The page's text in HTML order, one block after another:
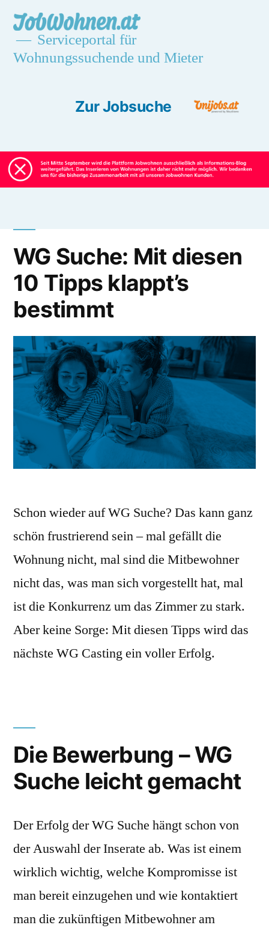
Skip
content
jobwohnen.at
Serviceportal für
Wohnungssuchende und Mieter
Zur Jobsuche Unijobs.at
WG Suche: Mit diesen
10 Tipps klappt’s
bestimmt
Schon wieder auf WG Suche? Das kann ganz
schön frustrierend sein – mal gefällt die
Wohnung nicht, mal sind die Mitbewohner
nicht das, was man sich vorgestellt hat, mal
ist die Konkurrenz um das Zimmer zu stark.
Aber keine Sorge: Mit diesen Tipps wird das
nächste WG Casting ein voller Erfolg.
Die Bewerbung – WG
Suche leicht gemacht
Der Erfolg der WG Suche hängt schon von
der Auswahl der Inserate ab. Was ist einem
wirklich wichtig, welche Kompromisse ist
man bereit einzugehen und wie kontaktiert
man die zukünftigen Mitbewohner am